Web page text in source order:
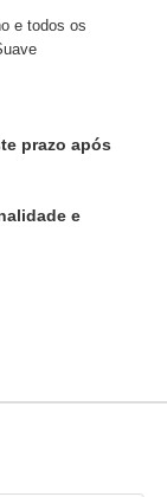
e todos os
prazo após
e